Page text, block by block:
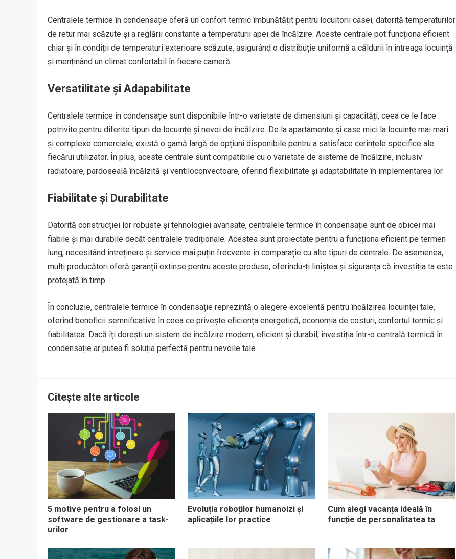
Centralele termice în condensație oferă un confort termic îmbunătățit pentru locuitorii casei, datorită temperaturilor
de retur mai scăzute și a reglării constante a temperaturii apei de încălzire. Aceste centrale pot funcționa eficient
chiar și în condiții de temperaturi exterioare scăzute, asigurând o distribuție uniformă a căldurii în întreaga locuință
și menținând un climat confortabil în fiecare cameră.
Versatilitate și Adapabilitate
Centralele termice în condensație sunt disponibile într-o varietate de dimensiuni și capacități, ceea ce le face
potrivite pentru diferite tipuri de locuințe și nevoi de încălzire. De la apartamente și case mici la locuințe mai mari
și complexe comerciale, există o gamă largă de opțiuni disponibile pentru a satisface cerințele specifice ale
fiecărui utilizator. În plus, aceste centrale sunt compatibile cu o varietate de sisteme de încălzire, inclusiv
radiatoare, pardoseală încălzită și ventiloconvectoare, oferind flexibilitate și adaptabilitate în implementarea lor.
Fiabilitate și Durabilitate
Datorită construcției lor robuste și tehnologiei avansate, centralele termice în condensație sunt de obicei mai
fiabile și mai durabile decât centralele tradiționale. Acestea sunt proiectate pentru a funcționa eficient pe termen
lung, necesitând întreținere și service mai puțin frecvente în comparație cu alte tipuri de centrale. De asemenea,
mulți producători oferă garanții extinse pentru aceste produse, oferindu-ți liniștea și siguranța că investiția ta este
protejată în timp.
În concluzie, centralele termice în condensație reprezintă o alegere excelentă pentru încălzirea locuinței tale,
oferind beneficii semnificative în ceea ce privește eficiența energetică, economia de costuri, confortul termic și
fiabilitatea. Dacă îți dorești un sistem de încălzire modern, eficient și durabil, investiția într-o centrală termică în
condensație ar putea fi soluția perfectă pentru nevoile tale.
Citește alte articole
5 motive pentru a folosi un
software de gestionare a task-
urilor
Evoluția roboților humanoizi și
aplicațiile lor practice
Cum alegi vacanța ideală în
funcție de personalitatea ta